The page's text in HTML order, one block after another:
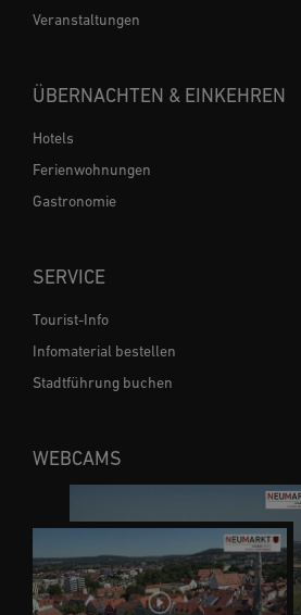
Veranstaltungen
ÜBERNACHTEN & EINKEHREN
Hotels
Ferienwohnungen
Gastronomie
SERVICE
Tourist-Info
Infomaterial bestellen
Stadtführung buchen
WEBCAMS